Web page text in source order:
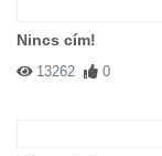
Nincs cím!
13262 0